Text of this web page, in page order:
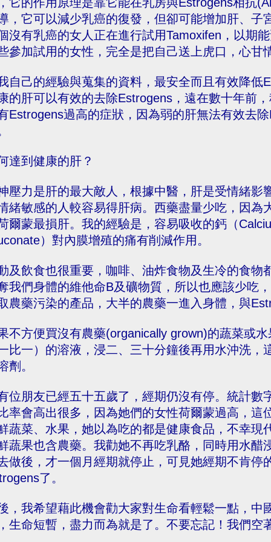
，它可以減少乳癌的復發，但卻可能增加肝、子
沒有乳癌的女人正在進行試用Tamoxifen，以期
參加試用的女性，完全是把自己送上虎口，心甘
自己的經驗與蒐集的資料，最安全而且有效降低
的肝可以有效的去除Estrogens，遠在數十年前
Estrogens過高的症狀，因為弱的肝無法有效去
達到健康的肝？
壓力是肝的最大敵人，根據中醫，肝是受情緒影
緒敏感的人較容易得肝病。西藥盡量少吃，因為
爾蒙最損肝。我的經驗是，容易吸收的鈣（
）對內膜增殖的痛有削減作用。
及飲食也很重要，咖啡、油炸食物及生冷的食物
我們身體的維他命B及礦物質，所以也應該少吃
農藥污染的產品，大半的農藥一進入身體，與
不方便買沒有農藥(organically grown)的蔬菜或
比一）的溶液，浸二、三十分鐘後再用水沖洗，
劑。
位朋友已經五十五歲了，經期仍沒有停。統計數
率會高出很多，因為她們的女性荷爾蒙過高，這
蔬菜、水果，她以為吃的都是健康食品，不幸現
蔬果也含農藥。我勸她不再吃乳酪，同時用水醋
做後，才一個月經期就停止，可見她經期不肯停
了。
，我希望藉此機會勸大家對生命看輕鬆一點，中
生命短暫，盡力而為就是了。不要忘記！我們空